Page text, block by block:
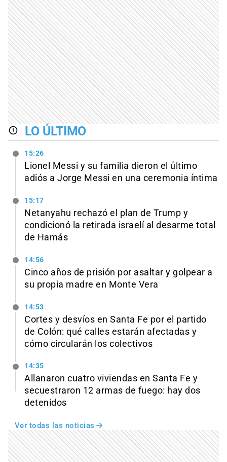
LO ÚLTIMO
15:26
Lionel Messi y su familia dieron el último
adiós a Jorge Messi en una ceremonia íntima
15:17
Netanyahu rechazó el plan de Trump y
condicionó la retirada israelí al desarme total
de Hamás
14:56
Cinco años de prisión por asaltar y golpear a
su propia madre en Monte Vera
14:53
Cortes y desvíos en Santa Fe por el partido
de Colón: qué calles estarán afectadas y
cómo circularán los colectivos
14:35
Allanaron cuatro viviendas en Santa Fe y
secuestraron 12 armas de fuego: hay dos
detenidos
Ver todas las noticias